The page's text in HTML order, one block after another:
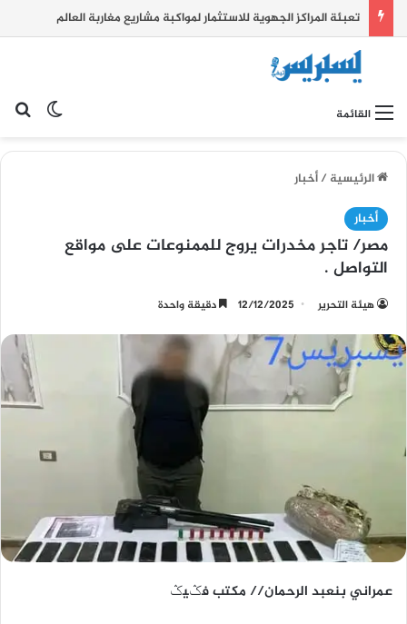
تعبئة المراكز الجهوية للاستثمار لمواكبة مشاريع مغاربة العالم
القائمة
الرئيسية/أخبار
أخبار
مصر/ تاجر مخدرات يروج للممنوعات على مواقع
التواصل .
هيئة التحرير 12/12/2025 دقيقة واحدة
عمراني بنعبد الرحمان// مكتب فݣيݣ